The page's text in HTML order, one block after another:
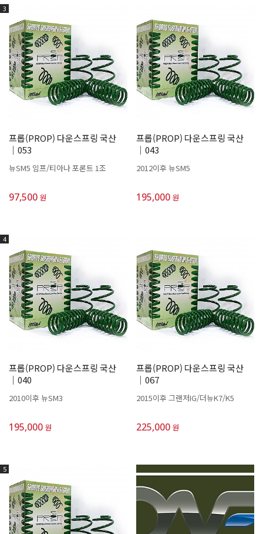
3
프롭(PROP) 다운스프링 국산
│053
뉴SM5 임프/티아나 포론트 1조
97,500 원
프롭(PROP) 다운스프링 국산
│043
2012이후 뉴SM5
195,000 원
4
프롭(PROP) 다운스프링 국산
│040
2010이후 뉴SM3
195,000 원
프롭(PROP) 다운스프링 국산
│067
2015이후 그랜저IG/더뉴K7/K5
225,000 원
5